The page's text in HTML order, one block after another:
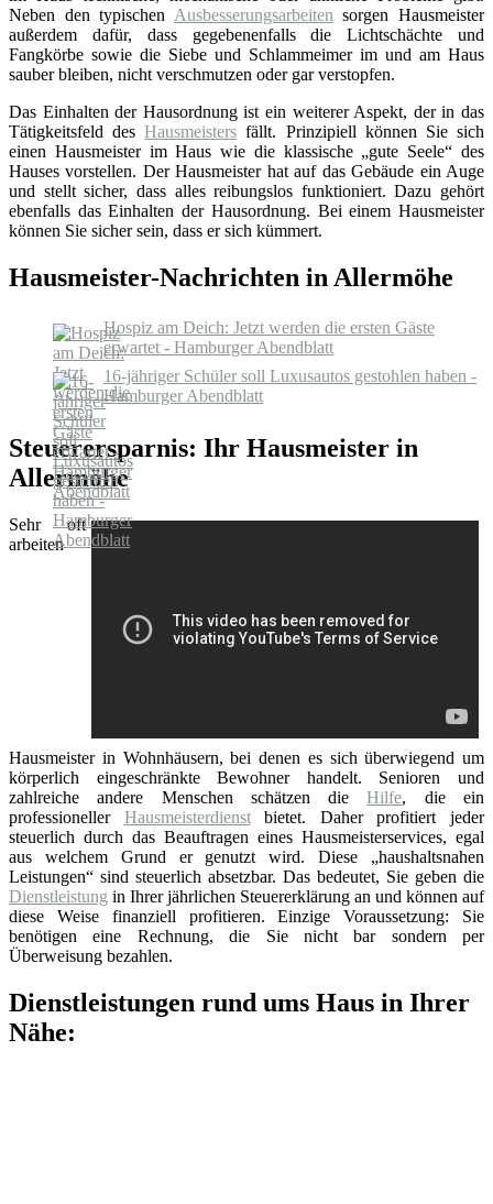
Neben den typischen Ausbesserungsarbeiten sorgen Hausmeister
außerdem dafür, dass gegebenenfalls die Lichtschächte und
Fangkörbe sowie die Siebe und Schlammeimer im und am Haus
sauber bleiben, nicht verschmutzen oder gar verstopfen.
Das Einhalten der Hausordnung ist ein weiterer Aspekt, der in das
Tätigkeitsfeld desHausmeisters fällt. Prinzipiell können Sie sich
einen Hausmeister im Haus wie die klassische „gute Seele“ des
Hauses vorstellen. Der Hausmeister hat auf das Gebäude ein Auge
und stellt sicher, dass alles reibungslos funktioniert. Dazu gehört
ebenfalls das Einhalten der Hausordnung. Bei einem Hausmeister
können Sie sicher sein, dass er sich kümmert.
Hausmeister-Nachrichten in Allermöhe
Hospiz am Deich: Jetzt werden die ersten Gäste
erwartet - Hamburger Abendblatt
16-jähriger Schüler soll Luxusautos gestohlen haben -
Hamburger Abendblatt
Steuerersparnis: Ihr Hausmeister in
Allermöhe
Sehr oft
arbeiten
Hausmeister in Wohnhäusern, bei denen es sich überwiegend um
körperlich eingeschränkte Bewohner handelt. Senioren und
zahlreiche andere Menschen schätzen dieHilfe, die ein
professioneller Hausmeisterdienstbietet. Daher profitiert jeder
steuerlich durch das Beauftragen eines Hausmeisterservices, egal
aus welchem Grund er genutzt wird. Diese „haushaltsnahen
Leistungen“ sind steuerlich absetzbar. Das bedeutet, Sie geben die
Dienstleistung in Ihrer jährlichen Steuererklärung an und können auf
diese Weise finanziell profitieren. Einzige Voraussetzung: Sie
benötigen eine Rechnung, die Sie nicht bar sondern per
Überweisung bezahlen.
Dienstleistungen rund ums Haus in Ihrer
Nähe: